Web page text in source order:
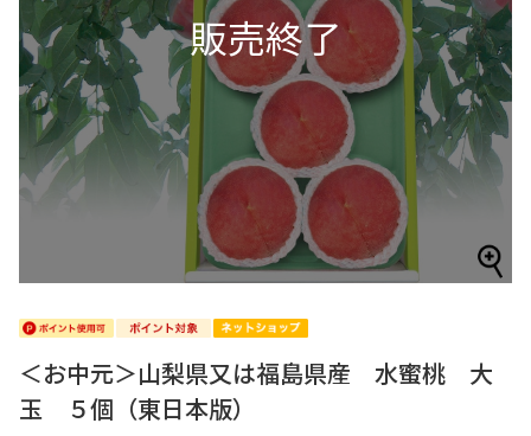
＜お中元＞山梨県又は福島県産 水蜜桃 大
玉 ５個（東日本版）